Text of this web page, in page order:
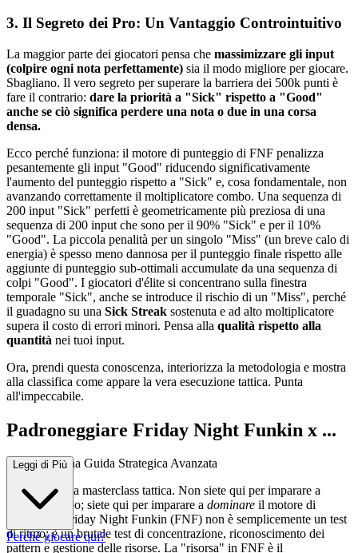
3. Il Segreto dei Pro: Un Vantaggio Controintuitivo
La maggior parte dei giocatori pensa che massimizzare gli input
(colpire ogni nota perfettamente) sia il modo migliore per giocare.
Sbagliano. Il vero segreto per superare la barriera dei 500k punti è
fare il contrario: dare la priorità a "Sick" rispetto a "Good"
anche se ciò significa perdere una nota o due in una corsa
densa.
Ecco perché funziona: il motore di punteggio di FNF penalizza
pesantemente gli input "Good" riducendo significativamente
l'aumento del punteggio rispetto a "Sick" e, cosa fondamentale, non
avanzando correttamente il moltiplicatore combo. Una sequenza di
200 input "Sick" perfetti è geometricamente più preziosa di una
sequenza di 200 input che sono per il 90% "Sick" e per il 10%
"Good". La piccola penalità per un singolo "Miss" (un breve calo di
energia) è spesso meno dannosa per il punteggio finale rispetto alle
aggiunte di punteggio sub-ottimali accumulate da una sequenza di
colpi "Good". I giocatori d'élite si concentrano sulla finestra
temporale "Sick", anche se introduce il rischio di un "Miss", perché
il guadagno su una Sick Streak sostenuta e ad alto moltiplicatore
supera il costo di errori minori. Pensa alla qualità rispetto alla
quantità nei tuoi input.
Ora, prendi questa conoscenza, interiorizza la metodologia e mostra
alla classifica come appare la vera esecuzione tattica. Punta
all'impeccabile.
Padroneggiare Friday Night Funkin x ...
Atsuover: Una Guida Strategica Avanzata
Benvenuti alla masterclass tattica. Non siete qui per imparare a
tenere il tempo; siete qui per imparare a dominare il motore di
punteggio. Friday Night Funkin (FNF) non è semplicemente un test
di ritmo; è un brutale test di concentrazione, riconoscimento dei
pattern e gestione delle risorse. La "risorsa" in FNF è il
Leggi di Più
Perché giocare qui?